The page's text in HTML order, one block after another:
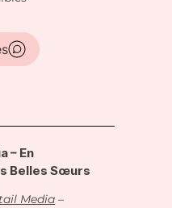
– En
Belles Sœurs
Media –